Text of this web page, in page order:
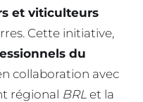
et viticulteurs
Cette initiative,
du
collaboration avec
régional BRL et la